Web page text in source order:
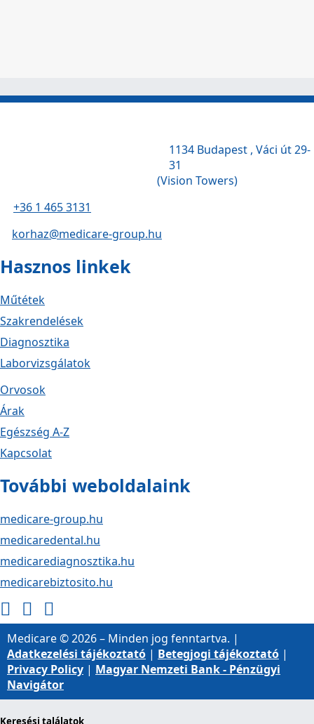
1134 Budapest , Váci út 29-
31
(Vision Towers)
+36 1 465 3131
korhaz@medicare-group.hu
Hasznos linkek
Műtétek
Szakrendelések
Diagnosztika
Laborvizsgálatok
Orvosok
Árak
Egészség A-Z
Kapcsolat
További weboldalaink
medicare-group.hu
medicaredental.hu
medicarediagnosztika.hu
medicarebiztosito.hu
Medicare © 2026 – Minden jog fenntartva. |
Adatkezelési tájékoztató | Betegjogi tájékoztató |
Privacy Policy | Magyar Nemzeti Bank - Pénzügyi
Navigátor
Keresési találatok